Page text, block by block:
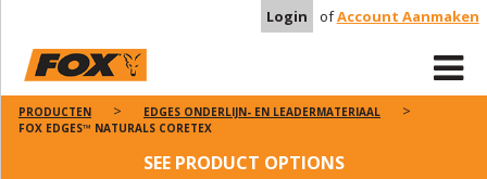
Login ofAccount Aanmaken
PRODUCTEN
EDGES ONDERLIJN- EN LEADERMATERIAAL
FOX EDGES™ NATURALS CORETEX
SEE PRODUCT OPTIONS